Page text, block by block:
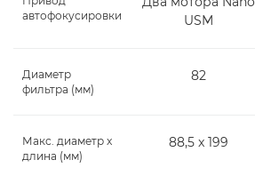
автофокусировки
USM
Диаметр
фильтра (мм)
82
Макс. диаметр x
длина (мм)
88,5 x 199